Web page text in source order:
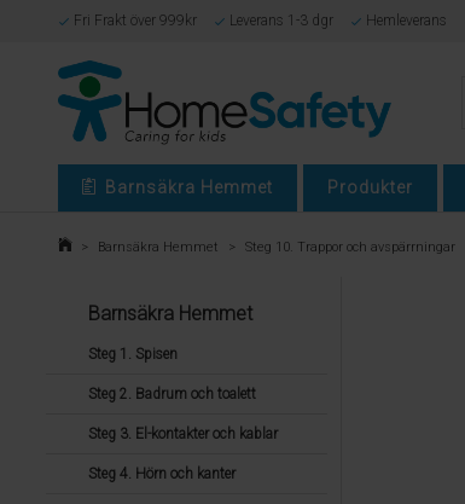
Fri Frakt över 999kr Leverans 1-3 dgr Hemleverans
Barnsäkra Hemmet Produkter
> Barnsäkra Hemmet > Steg 10. Trappor och avspärrningar
Barnsäkra Hemmet
Steg 1. Spisen
Steg 2. Badrum och toalett
Steg 3. El-kontakter och kablar
Steg 4. Hörn och kanter